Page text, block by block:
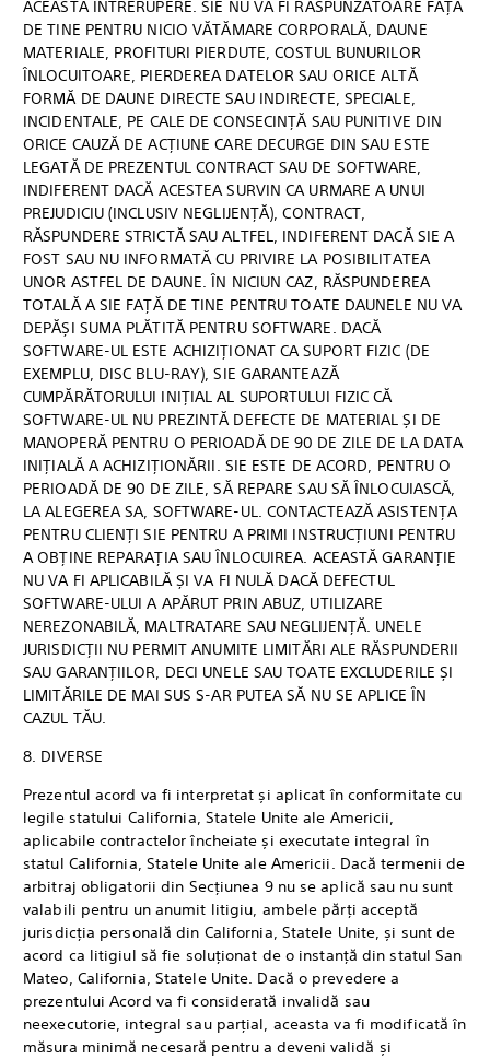
ACEASTĂ ÎNTRERUPERE. SIE NU VA FI RĂSPUNZĂTOARE FAȚĂ
DE TINE PENTRU NICIO VĂTĂMARE CORPORALĂ, DAUNE
MATERIALE, PROFITURI PIERDUTE, COSTUL BUNURILOR
ÎNLOCUITOARE, PIERDEREA DATELOR SAU ORICE ALTĂ
FORMĂ DE DAUNE DIRECTE SAU INDIRECTE, SPECIALE,
INCIDENTALE, PE CALE DE CONSECINȚĂ SAU PUNITIVE DIN
ORICE CAUZĂ DE ACȚIUNE CARE DECURGE DIN SAU ESTE
LEGATĂ DE PREZENTUL CONTRACT SAU DE SOFTWARE,
INDIFERENT DACĂ ACESTEA SURVIN CA URMARE A UNUI
PREJUDICIU (INCLUSIV NEGLIJENȚĂ), CONTRACT,
RĂSPUNDERE STRICTĂ SAU ALTFEL, INDIFERENT DACĂ SIE A
FOST SAU NU INFORMATĂ CU PRIVIRE LA POSIBILITATEA
UNOR ASTFEL DE DAUNE. ÎN NICIUN CAZ, RĂSPUNDEREA
TOTALĂ A SIE FAȚĂ DE TINE PENTRU TOATE DAUNELE NU VA
DEPĂȘI SUMA PLĂTITĂ PENTRU SOFTWARE. DACĂ
SOFTWARE-UL ESTE ACHIZIȚIONAT CA SUPORT FIZIC (DE
EXEMPLU, DISC BLU-RAY), SIE GARANTEAZĂ
CUMPĂRĂTORULUI INIȚIAL AL SUPORTULUI FIZIC CĂ
SOFTWARE-UL NU PREZINTĂ DEFECTE DE MATERIAL ȘI DE
MANOPERĂ PENTRU O PERIOADĂ DE 90 DE ZILE DE LA DATA
INIȚIALĂ A ACHIZIȚIONĂRII. SIE ESTE DE ACORD, PENTRU O
PERIOADĂ DE 90 DE ZILE, SĂ REPARE SAU SĂ ÎNLOCUIASCĂ,
LA ALEGEREA SA, SOFTWARE-UL. CONTACTEAZĂ ASISTENȚA
PENTRU CLIENȚI SIE PENTRU A PRIMI INSTRUCȚIUNI PENTRU
A OBȚINE REPARAȚIA SAU ÎNLOCUIREA. ACEASTĂ GARANȚIE
NU VA FI APLICABILĂ ȘI VA FI NULĂ DACĂ DEFECTUL
SOFTWARE-ULUI A APĂRUT PRIN ABUZ, UTILIZARE
NEREZONABILĂ, MALTRATARE SAU NEGLIJENȚĂ. UNELE
JURISDICȚII NU PERMIT ANUMITE LIMITĂRI ALE RĂSPUNDERII
SAU GARANȚIILOR, DECI UNELE SAU TOATE EXCLUDERILE ȘI
LIMITĂRILE DE MAI SUS S-AR PUTEA SĂ NU SE APLICE ÎN
CAZUL TĂU.
8. DIVERSE
Prezentul acord va fi interpretat și aplicat în conformitate cu
legile statului California, Statele Unite ale Americii,
aplicabile contractelor încheiate și executate integral în
statul California, Statele Unite ale Americii. Dacă termenii de
arbitraj obligatorii din Secțiunea 9 nu se aplică sau nu sunt
valabili pentru un anumit litigiu, ambele părți acceptă
jurisdicția personală din California, Statele Unite, și sunt de
acord ca litigiul să fie soluționat de o instanță din statul San
Mateo, California, Statele Unite. Dacă o prevedere a
prezentului Acord va fi considerată invalidă sau
neexecutorie, integral sau parțial, aceasta va fi modificată în
măsura minimă necesară pentru a deveni validă și